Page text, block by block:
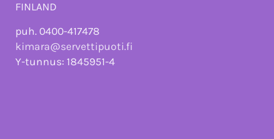
FINLAND
puh. 0400-417478
kimara@servettipuoti.fi
Y-tunnus: 1845951-4